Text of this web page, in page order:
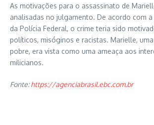
As motivações para o assassinato de
analisadas no julgamento. De acordo com
da Polícia Federal, o crime teria sido
políticos, misóginos e racistas. Marielle,
pobre, era vista como uma ameaça aos
milicianos.
Fonte:https://agenciabrasil.ebc.com.br